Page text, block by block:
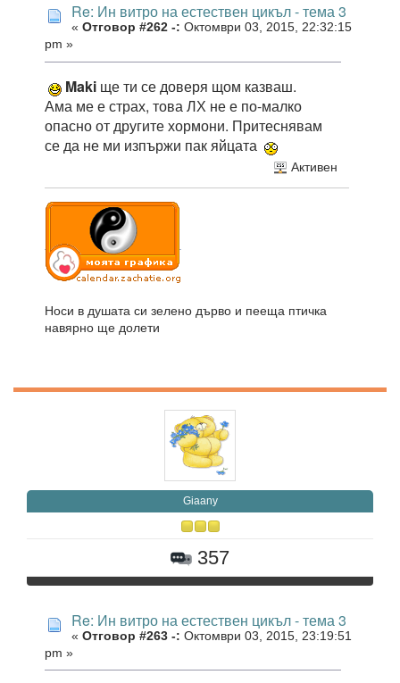
Re: Ин витро на естествен цикъл - тема 3
« Отговор #262 -: Октомври 03, 2015, 22:32:15
pm »
Maki ще ти се доверя щом казваш.
Ама ме е страх, това ЛХ не е по-малко
опасно от другите хормони. Притеснявам
се да не ми изпържи пак яйцата
Активен
Носи в душата си зелено дърво и пееща птичка
навярно ще долети
Giaany
357
Re: Ин витро на естествен цикъл - тема 3
« Отговор #263 -: Октомври 03, 2015, 23:19:51
pm »